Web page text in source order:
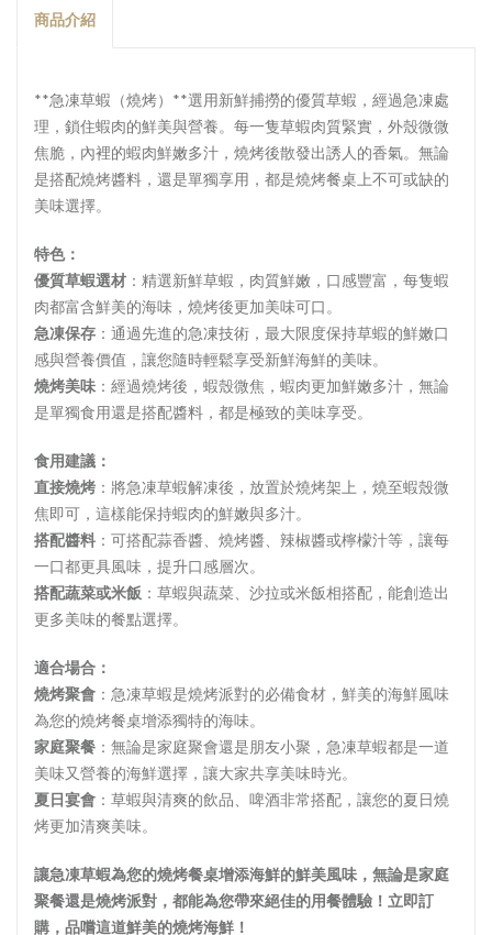
商品介紹
**急凍草蝦（燒烤）**選用新鮮捕撈的優質草蝦，經過急凍處
理，鎖住蝦肉的鮮美與營養。每一隻草蝦肉質緊實，外殼微微
焦脆，內裡的蝦肉鮮嫩多汁，燒烤後散發出誘人的香氣。無論
是搭配燒烤醬料，還是單獨享用，都是燒烤餐桌上不可或缺的
美味選擇。
特色：
優質草蝦選材 ：精選新鮮草蝦，肉質鮮嫩，口感豐富，每隻蝦
肉都富含鮮美的海味，燒烤後更加美味可口。
急凍保存 ：通過先進的急凍技術，最大限度保持草蝦的鮮嫩口
感與營養價值，讓您隨時輕鬆享受新鮮海鮮的美味。
燒烤美味 ：經過燒烤後，蝦殼微焦，蝦肉更加鮮嫩多汁，無論
是單獨食用還是搭配醬料，都是極致的美味享受。
食用建議：
直接燒烤 ：將急凍草蝦解凍後，放置於燒烤架上，燒至蝦殼微
焦即可，這樣能保持蝦肉的鮮嫩與多汁。
搭配醬料 ：可搭配蒜香醬、燒烤醬、辣椒醬或檸檬汁等，讓每
一口都更具風味，提升口感層次。
搭配蔬菜或米飯 ：草蝦與蔬菜、沙拉或米飯相搭配，能創造出
更多美味的餐點選擇。
適合場合：
燒烤聚會 ：急凍草蝦是燒烤派對的必備食材，鮮美的海鮮風味
為您的燒烤餐桌增添獨特的海味。
家庭聚餐 ：無論是家庭聚會還是朋友小聚，急凍草蝦都是一道
美味又營養的海鮮選擇，讓大家共享美味時光。
夏日宴會 ：草蝦與清爽的飲品、啤酒非常搭配，讓您的夏日燒
烤更加清爽美味。
讓急凍草蝦為您的燒烤餐桌增添海鮮的鮮美風味，無論是家庭
聚餐還是燒烤派對，都能為您帶來絕佳的用餐體驗！立即訂
購，品嚐這道鮮美的燒烤海鮮！